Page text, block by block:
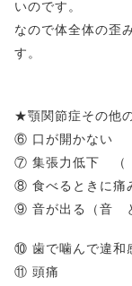
いのです。
なので体全体の歪
す。
★顎関節症その
⑥ 口が開かない
⑦ 集張力低下
⑧ 食べるときに
⑨ 音が出る（音
⑩ 歯で噛んで違和
⑪ 頭痛